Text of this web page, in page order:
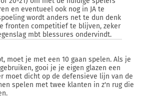
en eventueel ook nog in JA te
wordt anders net te dun denk
fronten competitief te blijven, zeker
mbt blessures ondervindt.
moet je met een 10 gaan spelen. Als je
gooi je je eigen glazen een
moet dicht op de defensieve lijn van de
spelen met twee klanten in z'n rug die